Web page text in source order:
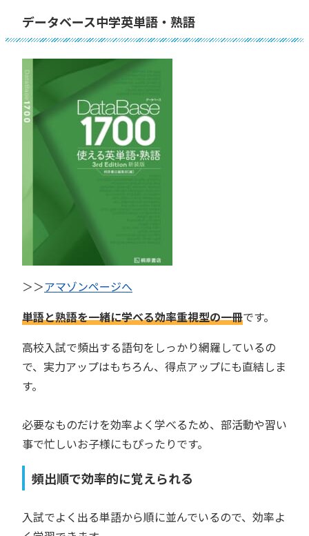
データベース中学英単語・熟語
＞＞アマゾンページへ
単語と熟語を一緒に学べる効率重視型の一冊です。
高校入試で頻出する語句をしっかり網羅しているの
で、実力アップはもちろん、得点アップにも直結しま
す。
必要なものだけを効率よく学べるため、部活動や習い
事で忙しいお子様にもぴったりです。
頻出順で効率的に覚えられる
入試でよく出る単語から順に並んでいるので、効率よ